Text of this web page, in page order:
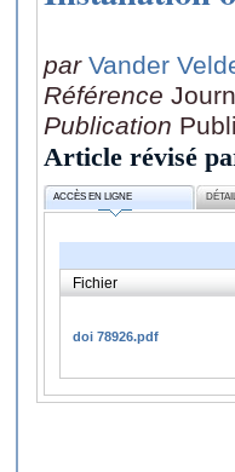
par Vander
Référence
Publication
Article révisé
ACCÈS EN LIGNE
Fichier
doi 78926.pdf